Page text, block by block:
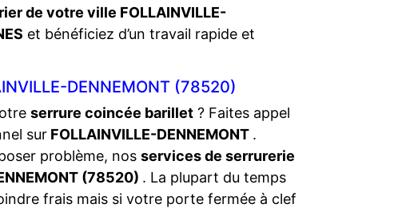
de votre ville FOLLAINVILLE-
et bénéficiez d’un travail rapide et
DENNEMONT (78520)
serrure coincée barillet ? Faites appel
sur FOLLAINVILLE-DENNEMONT .
problème, nos services de serrurerie
(78520) . La plupart du temps
frais mais si votre porte fermée à clef